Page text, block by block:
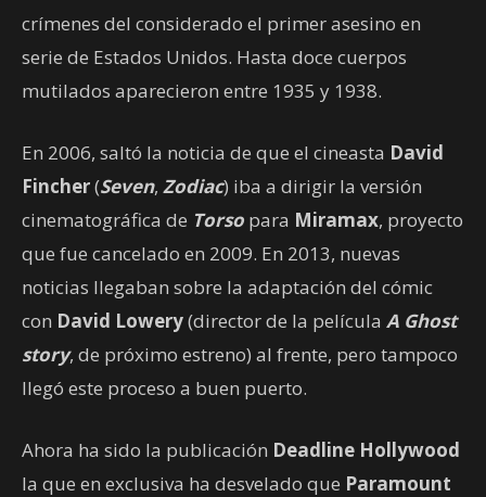
crímenes del considerado el primer asesino en
serie de Estados Unidos. Hasta doce cuerpos
mutilados aparecieron entre 1935 y 1938.
En 2006, saltó la noticia de que el cineasta David
Fincher(Seven, Zodiac) iba a dirigir la versión
cinematográfica de Torso para Miramax, proyecto
que fue cancelado en 2009. En 2013, nuevas
noticias llegaban sobre la adaptación del cómic
con David Lowery(director de la película A Ghost
story, de próximo estreno) al frente, pero tampoco
llegó este proceso a buen puerto.
Ahora ha sido la publicación Deadline Hollywood
la que en exclusiva ha desvelado que Paramount